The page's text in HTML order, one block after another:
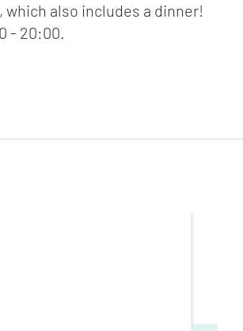
also includes a dinner!
- 20:00.